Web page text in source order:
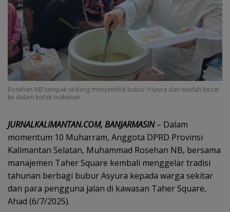
Rosehan NB tampak sedang menyendok bubur Asyura dari wadah besar
ke dalam kotak makanan
JURNALKALIMANTAN.COM, BANJARMASIN – Dalam
momentum 10 Muharram, Anggota DPRD Provinsi
Kalimantan Selatan, Muhammad Rosehan NB, bersama
manajemen Taher Square kembali menggelar tradisi
tahunan berbagi bubur Asyura kepada warga sekitar
dan para pengguna jalan di kawasan Taher Square,
Ahad (6/7/2025).